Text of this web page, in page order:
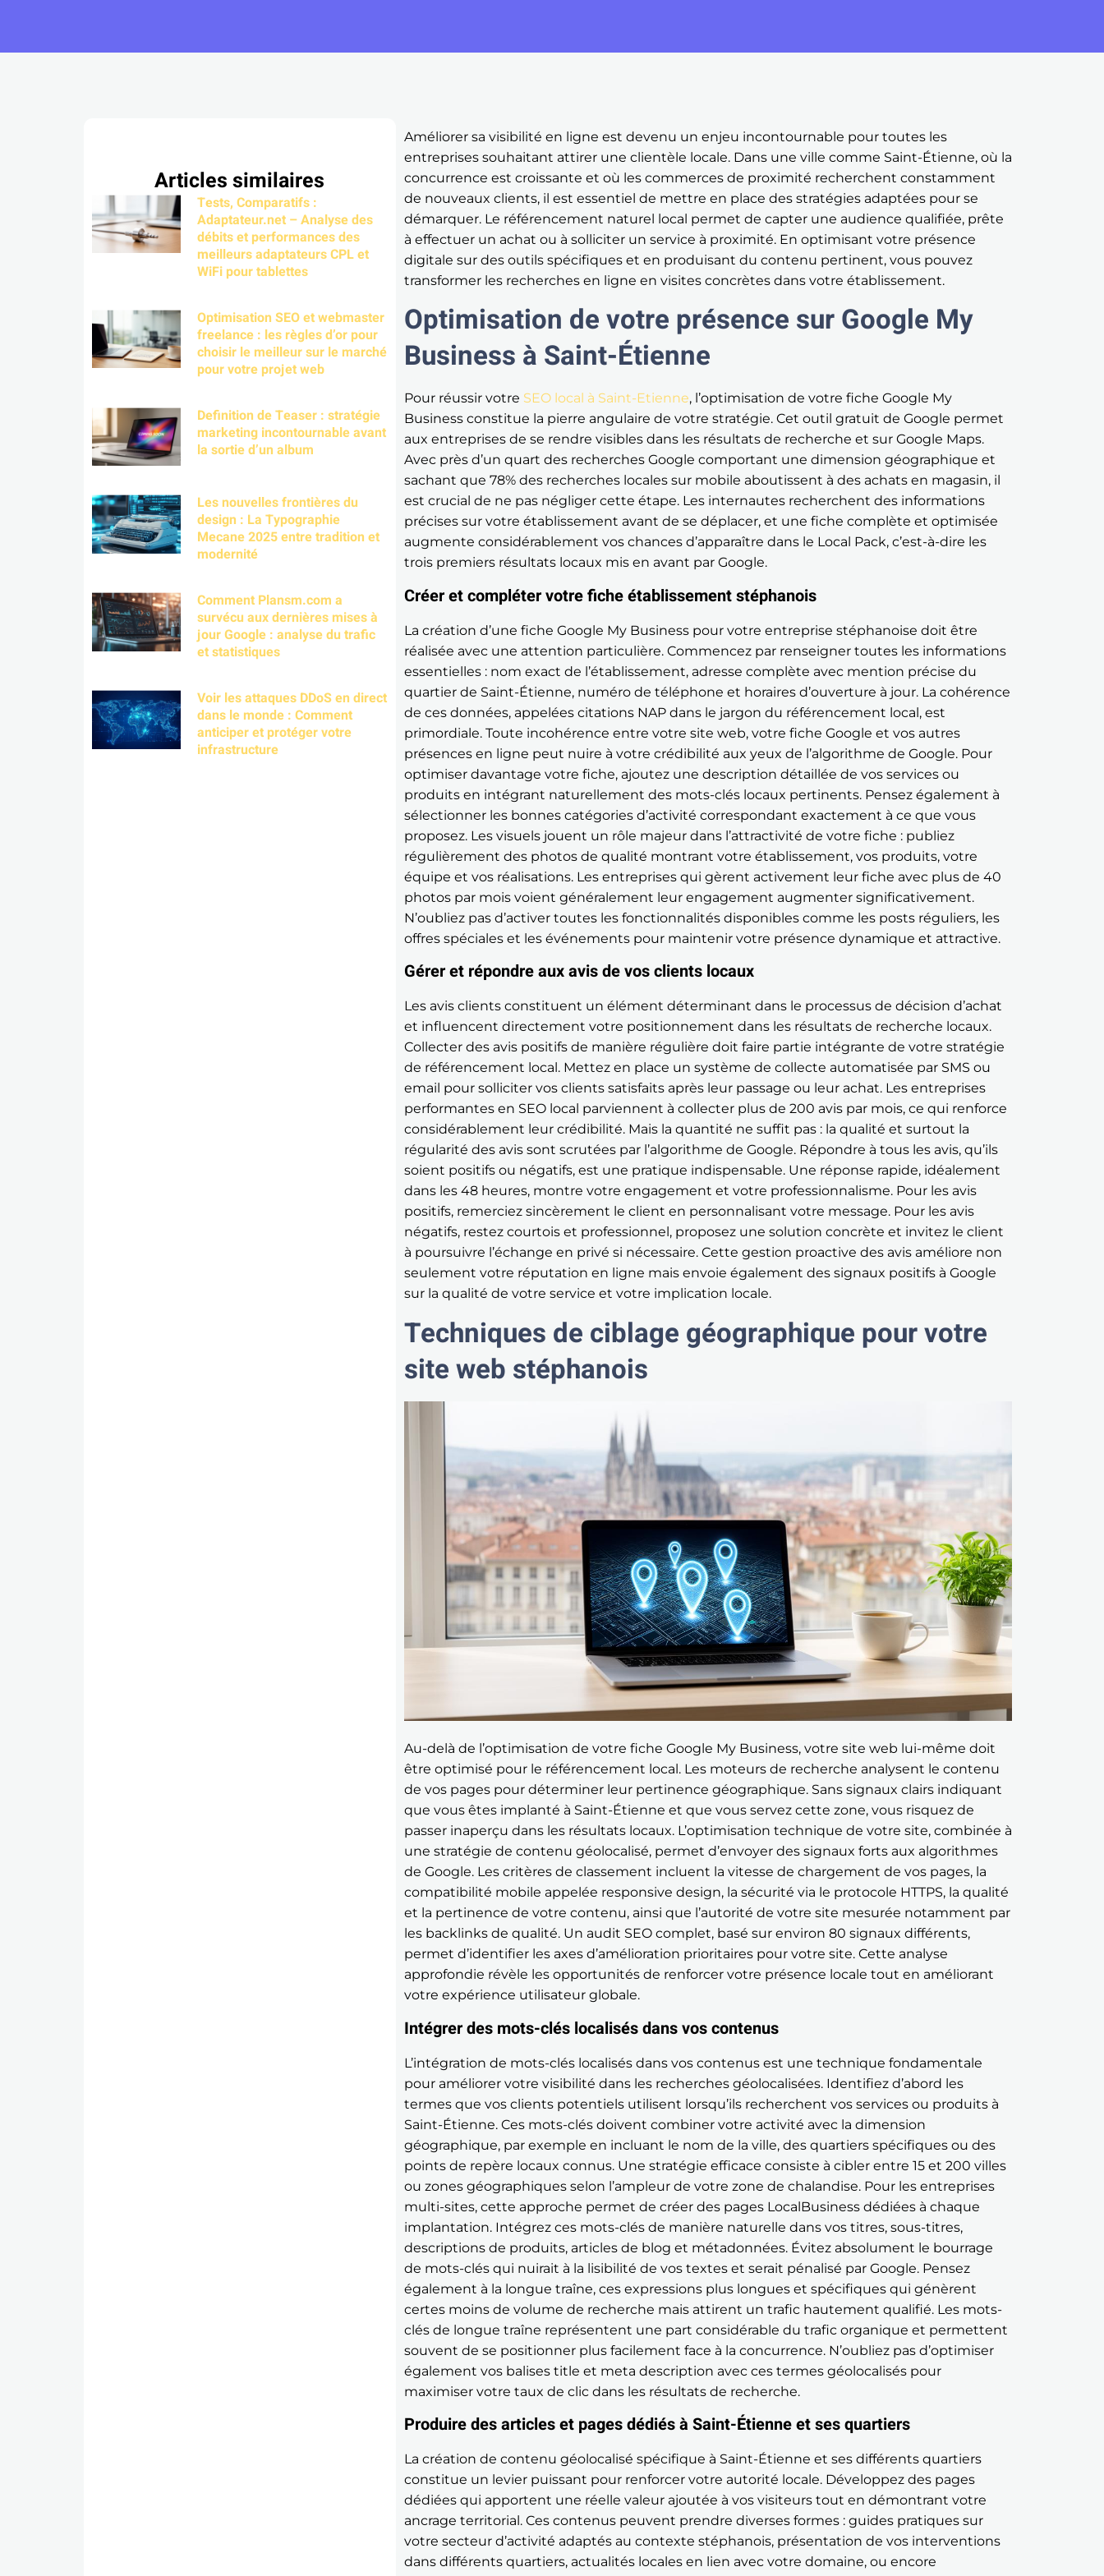
Articles similaires
Tests, Comparatifs :
Adaptateur.net – Analyse des
débits et performances des
meilleurs adaptateurs CPL et
WiFi pour tablettes
Optimisation SEO et webmaster
freelance : les règles d’or pour
choisir le meilleur sur le marché
pour votre projet web
Definition de Teaser : stratégie
marketing incontournable avant
la sortie d’un album
Les nouvelles frontières du
design : La Typographie
Mecane 2025 entre tradition et
modernité
Comment Plansm.com a
survécu aux dernières mises à
jour Google : analyse du trafic
et statistiques
Voir les attaques DDoS en direct
dans le monde : Comment
anticiper et protéger votre
infrastructure
Améliorer sa visibilité en ligne est devenu un enjeu incontournable pour toutes les
entreprises souhaitant attirer une clientèle locale. Dans une ville comme Saint-Étienne, où la
concurrence est croissante et où les commerces de proximité recherchent constamment
de nouveaux clients, il est essentiel de mettre en place des stratégies adaptées pour se
démarquer. Le référencement naturel local permet de capter une audience qualifiée, prête
à effectuer un achat ou à solliciter un service à proximité. En optimisant votre présence
digitale sur des outils spécifiques et en produisant du contenu pertinent, vous pouvez
transformer les recherches en ligne en visites concrètes dans votre établissement.
Optimisation de votre présence sur Google My
Business à Saint-Étienne
Pour réussir votre SEO local à Saint-Etienne, l’optimisation de votre fiche Google My
Business constitue la pierre angulaire de votre stratégie. Cet outil gratuit de Google permet
aux entreprises de se rendre visibles dans les résultats de recherche et sur Google Maps.
Avec près d’un quart des recherches Google comportant une dimension géographique et
sachant que 78% des recherches locales sur mobile aboutissent à des achats en magasin, il
est crucial de ne pas négliger cette étape. Les internautes recherchent des informations
précises sur votre établissement avant de se déplacer, et une fiche complète et optimisée
augmente considérablement vos chances d’apparaître dans le Local Pack, c’est-à-dire les
trois premiers résultats locaux mis en avant par Google.
Créer et compléter votre fiche établissement stéphanois
La création d’une fiche Google My Business pour votre entreprise stéphanoise doit être
réalisée avec une attention particulière. Commencez par renseigner toutes les informations
essentielles : nom exact de l’établissement, adresse complète avec mention précise du
quartier de Saint-Étienne, numéro de téléphone et horaires d’ouverture à jour. La cohérence
de ces données, appelées citations NAP dans le jargon du référencement local, est
primordiale. Toute incohérence entre votre site web, votre fiche Google et vos autres
présences en ligne peut nuire à votre crédibilité aux yeux de l’algorithme de Google. Pour
optimiser davantage votre fiche, ajoutez une description détaillée de vos services ou
produits en intégrant naturellement des mots-clés locaux pertinents. Pensez également à
sélectionner les bonnes catégories d’activité correspondant exactement à ce que vous
proposez. Les visuels jouent un rôle majeur dans l’attractivité de votre fiche : publiez
régulièrement des photos de qualité montrant votre établissement, vos produits, votre
équipe et vos réalisations. Les entreprises qui gèrent activement leur fiche avec plus de 40
photos par mois voient généralement leur engagement augmenter significativement.
N’oubliez pas d’activer toutes les fonctionnalités disponibles comme les posts réguliers, les
offres spéciales et les événements pour maintenir votre présence dynamique et attractive.
Gérer et répondre aux avis de vos clients locaux
Les avis clients constituent un élément déterminant dans le processus de décision d’achat
et influencent directement votre positionnement dans les résultats de recherche locaux.
Collecter des avis positifs de manière régulière doit faire partie intégrante de votre stratégie
de référencement local. Mettez en place un système de collecte automatisée par SMS ou
email pour solliciter vos clients satisfaits après leur passage ou leur achat. Les entreprises
performantes en SEO local parviennent à collecter plus de 200 avis par mois, ce qui renforce
considérablement leur crédibilité. Mais la quantité ne suffit pas : la qualité et surtout la
régularité des avis sont scrutées par l’algorithme de Google. Répondre à tous les avis, qu’ils
soient positifs ou négatifs, est une pratique indispensable. Une réponse rapide, idéalement
dans les 48 heures, montre votre engagement et votre professionnalisme. Pour les avis
positifs, remerciez sincèrement le client en personnalisant votre message. Pour les avis
négatifs, restez courtois et professionnel, proposez une solution concrète et invitez le client
à poursuivre l’échange en privé si nécessaire. Cette gestion proactive des avis améliore non
seulement votre réputation en ligne mais envoie également des signaux positifs à Google
sur la qualité de votre service et votre implication locale.
Techniques de ciblage géographique pour votre
site web stéphanois
Au-delà de l’optimisation de votre fiche Google My Business, votre site web lui-même doit
être optimisé pour le référencement local. Les moteurs de recherche analysent le contenu
de vos pages pour déterminer leur pertinence géographique. Sans signaux clairs indiquant
que vous êtes implanté à Saint-Étienne et que vous servez cette zone, vous risquez de
passer inaperçu dans les résultats locaux. L’optimisation technique de votre site, combinée à
une stratégie de contenu géolocalisé, permet d’envoyer des signaux forts aux algorithmes
de Google. Les critères de classement incluent la vitesse de chargement de vos pages, la
compatibilité mobile appelée responsive design, la sécurité via le protocole HTTPS, la qualité
et la pertinence de votre contenu, ainsi que l’autorité de votre site mesurée notamment par
les backlinks de qualité. Un audit SEO complet, basé sur environ 80 signaux différents,
permet d’identifier les axes d’amélioration prioritaires pour votre site. Cette analyse
approfondie révèle les opportunités de renforcer votre présence locale tout en améliorant
votre expérience utilisateur globale.
Intégrer des mots-clés localisés dans vos contenus
L’intégration de mots-clés localisés dans vos contenus est une technique fondamentale
pour améliorer votre visibilité dans les recherches géolocalisées. Identifiez d’abord les
termes que vos clients potentiels utilisent lorsqu’ils recherchent vos services ou produits à
Saint-Étienne. Ces mots-clés doivent combiner votre activité avec la dimension
géographique, par exemple en incluant le nom de la ville, des quartiers spécifiques ou des
points de repère locaux connus. Une stratégie efficace consiste à cibler entre 15 et 200 villes
ou zones géographiques selon l’ampleur de votre zone de chalandise. Pour les entreprises
multi-sites, cette approche permet de créer des pages LocalBusiness dédiées à chaque
implantation. Intégrez ces mots-clés de manière naturelle dans vos titres, sous-titres,
descriptions de produits, articles de blog et métadonnées. Évitez absolument le bourrage
de mots-clés qui nuirait à la lisibilité de vos textes et serait pénalisé par Google. Pensez
également à la longue traîne, ces expressions plus longues et spécifiques qui génèrent
certes moins de volume de recherche mais attirent un trafic hautement qualifié. Les mots-
clés de longue traîne représentent une part considérable du trafic organique et permettent
souvent de se positionner plus facilement face à la concurrence. N’oubliez pas d’optimiser
également vos balises title et meta description avec ces termes géolocalisés pour
maximiser votre taux de clic dans les résultats de recherche.
Produire des articles et pages dédiés à Saint-Étienne et ses quartiers
La création de contenu géolocalisé spécifique à Saint-Étienne et ses différents quartiers
constitue un levier puissant pour renforcer votre autorité locale. Développez des pages
dédiées qui apportent une réelle valeur ajoutée à vos visiteurs tout en démontrant votre
ancrage territorial. Ces contenus peuvent prendre diverses formes : guides pratiques sur
votre secteur d’activité adaptés au contexte stéphanois, présentation de vos interventions
dans différents quartiers, actualités locales en lien avec votre domaine, ou encore